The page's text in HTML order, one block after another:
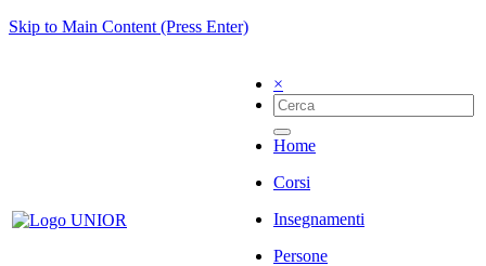
Skip to Main Content (Press Enter)
×
Home
Corsi
Insegnamenti
Persone